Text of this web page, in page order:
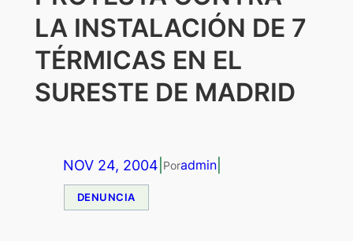
LA INSTALACIÓN DE 7
TÉRMICAS EN EL
SURESTE DE MADRID
NOV 24, 2004 Poradmin|
DENUNCIA